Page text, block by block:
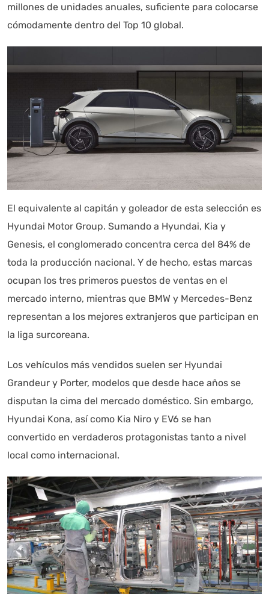
millones de unidades anuales, suficiente para colocarse
cómodamente dentro del Top 10 global.
El equivalente al capitán y goleador de esta selección es
Hyundai Motor Group. Sumando a Hyundai, Kia y
Genesis, el conglomerado concentra cerca del 84% de
toda la producción nacional. Y de hecho, estas marcas
ocupan los tres primeros puestos de ventas en el
mercado interno, mientras que BMW y Mercedes-Benz
representan a los mejores extranjeros que participan en
la liga surcoreana.
Los vehículos más vendidos suelen ser Hyundai
Grandeur y Porter, modelos que desde hace años se
disputan la cima del mercado doméstico. Sin embargo,
Hyundai Kona, así como Kia Niro y EV6 se han
convertido en verdaderos protagonistas tanto a nivel
local como internacional.